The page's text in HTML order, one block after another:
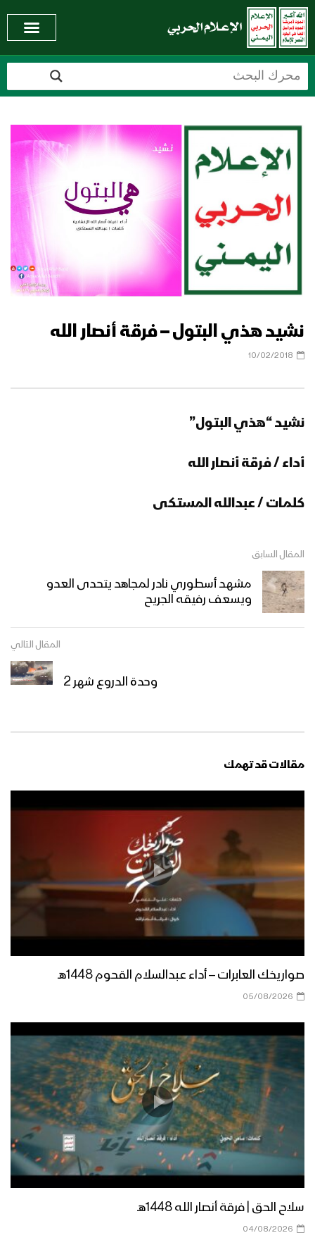
نشيد هذي البتول – فرقة أنصار الله
10/02/2018
نشيد “هذي البتول”
أداء / فرقة أنصار الله
كلمات / عبدالله المستكى
المقال السابق
مشهد أسطوري نادر لمجاهد يتحدى العدو
ويسعف رفيقه الجريح
المقال التالي
وحدة الدروع شهر 2
مقالات قد تهمك
صواريخك العابرات – أداء عبدالسلام القحوم 1448هـ
05/08/2026
سلاح الحق | فرقة أنصار الله 1448هـ
04/08/2026